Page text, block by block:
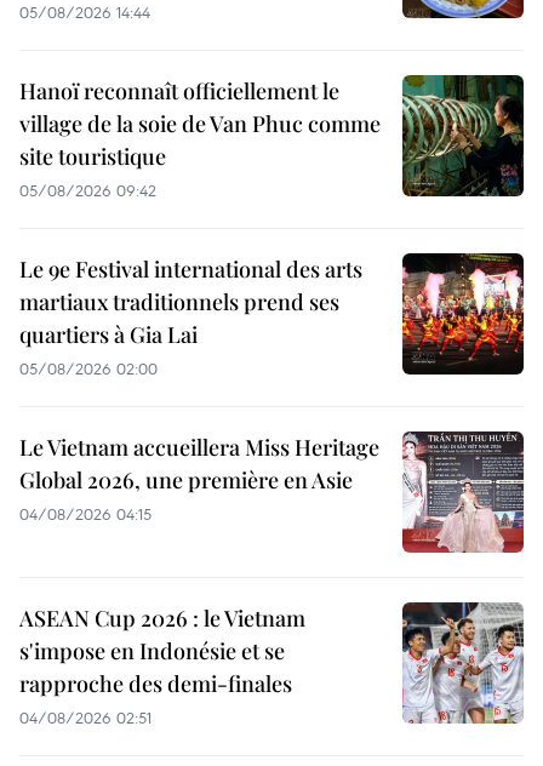
05/08/2026 14:44
Hanoï reconnaît officiellement le
village de la soie de Van Phuc comme
site touristique
05/08/2026 09:42
Le 9e Festival international des arts
martiaux traditionnels prend ses
quartiers à Gia Lai
05/08/2026 02:00
Le Vietnam accueillera Miss Heritage
Global 2026, une première en Asie
04/08/2026 04:15
ASEAN Cup 2026 : le Vietnam
s'impose en Indonésie et se
rapproche des demi-finales
04/08/2026 02:51